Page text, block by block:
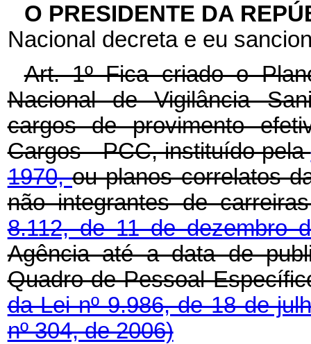
O PRESIDENTE DA
Nacional decreta e eu
Art. 1º Fica criado o
Nacional de Vigilância
cargos de provimento
Cargos - PCC, instituído pela
1970,ou planos correlatos
não integrantes de
8.112, de 11 de dezembro
Agência até a data de
Quadro de Pessoal
da Lei nº 9.986, de 18 de
nº 304, de 2006)